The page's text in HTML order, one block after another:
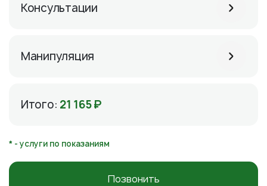
Консультации
Манипуляция
Итого: 21 165 ₽
* - услуги по показаниям
Позвонить